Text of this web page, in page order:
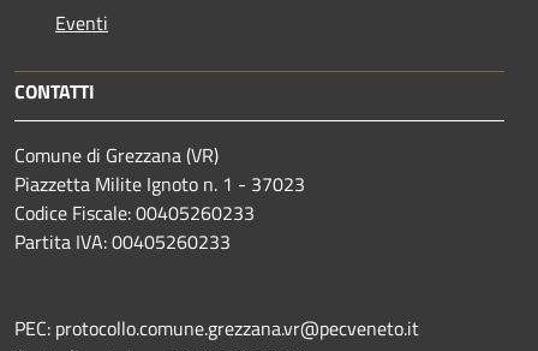
Eventi
CONTATTI
Comune di Grezzana (VR)
Piazzetta Milite Ignoto n. 1 - 37023
Codice Fiscale: 00405260233
Partita IVA: 00405260233
PEC: protocollo.comune.grezzana.vr@pecveneto.it